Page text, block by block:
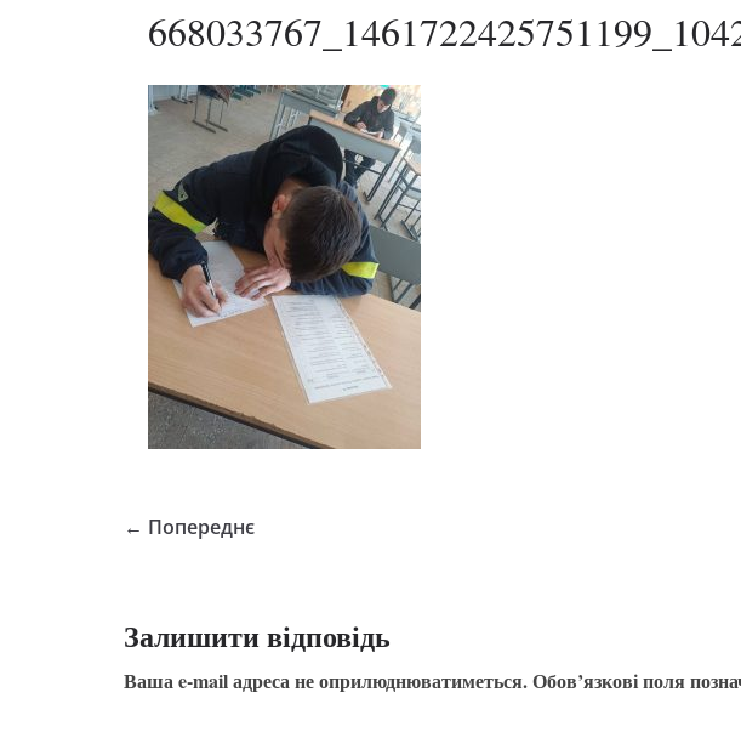
← Попереднє
Залишити відповідь
Ваша e-mail адреса не оприлюднюватиметься.Обов’язкові поля